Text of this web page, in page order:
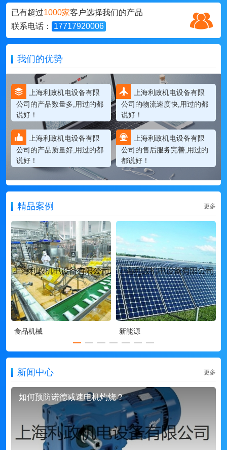
已有超过1000家客户选择我们的产品
联系电话：
17717920006
我们的优势
上海利政机电设备有限
公司的产品数量多,用过的都
说好！
上海利政机电设备有限
公司的物流速度快,用过的都
说好！
上海利政机电设备有限
公司的产品质量好,用过的都
说好！
上海利政机电设备有限
公司的售后服务完善,用过的
都说好！
精品案例 更多
食品机械 新能源
新闻中心 更多
如何预防诺德减速电机灼烧？